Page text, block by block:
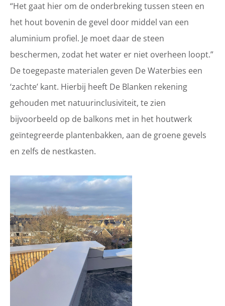
“Het gaat hier om de onderbreking tussen steen en
het hout bovenin de gevel door middel van een
aluminium profiel. Je moet daar de steen
beschermen, zodat het water er niet overheen loopt.”
De toegepaste materialen geven De Waterbies een
‘zachte’ kant. Hierbij heeft De Blanken rekening
gehouden met natuurinclusiviteit, te zien
bijvoorbeeld op de balkons met in het houtwerk
geïntegreerde plantenbakken, aan de groene gevels
en zelfs de nestkasten.